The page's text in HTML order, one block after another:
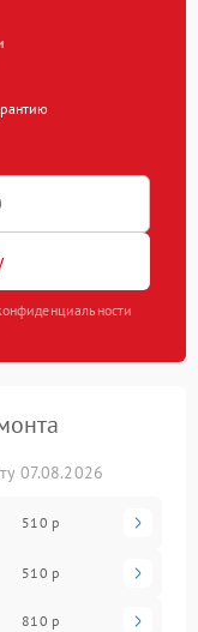
07.08.2026
510 р
510 р
810 р